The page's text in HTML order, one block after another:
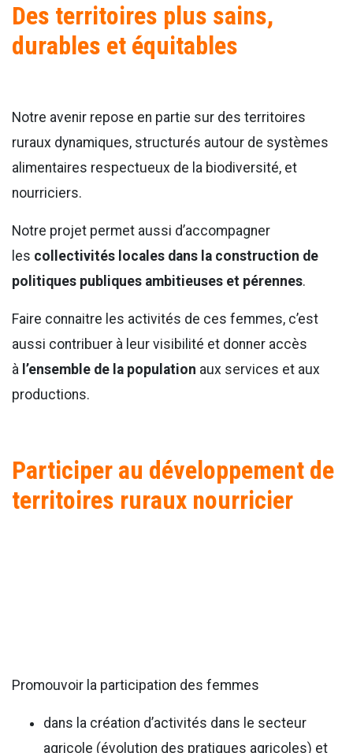
Des territoires plus sains,
durables et équitables
Notre avenir repose en partie sur des territoires
ruraux dynamiques, structurés autour de systèmes
alimentaires respectueux de la biodiversité, et
nourriciers.
Notre projet permet aussi d’accompagner
les collectivités locales dans la construction de
politiques publiques ambitieuses et pérennes.
Faire connaitre les activités de ces femmes, c’est
aussi contribuer à leur visibilité et donner accès
à l’ensemble de la population aux services et aux
productions.
Participer au développement de
territoires ruraux nourricier
Promouvoir la participation des femmes
dans la création d’activités dans le secteur
agricole (évolution des pratiques agricoles) et